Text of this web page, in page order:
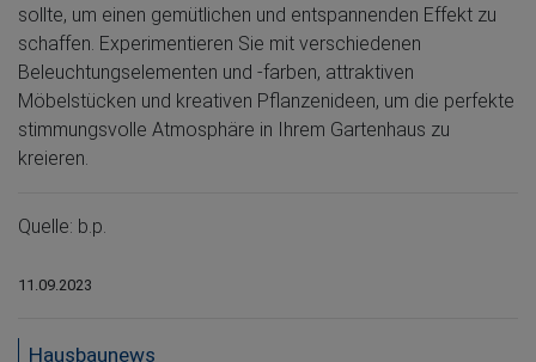
sollte, um einen gemütlichen und entspannenden Effekt zu
schaffen. Experimentieren Sie mit verschiedenen
Beleuchtungselementen und -farben, attraktiven
Möbelstücken und kreativen Pflanzenideen, um die perfekte
stimmungsvolle Atmosphäre in Ihrem Gartenhaus zu
kreieren.
Quelle: b.p.
11.09.2023
Hausbaunews